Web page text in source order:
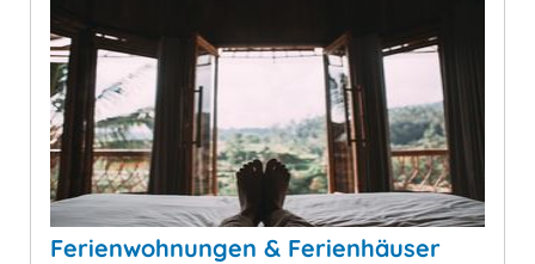
Ferienwohnungen & Ferienhäuser